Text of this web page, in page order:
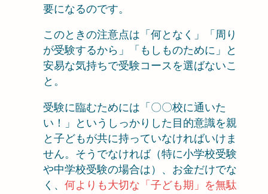
要になるのです。
このときの注意点は「何となく」「周り
が受験するから」「もしものために」と
安易な気持ちで受験コースを選ばないこ
と。
受験に臨むためには「〇〇校に通いた
い！」というしっかりした目的意識を親
と子どもが共に持っていなければいけま
せん。そうでなければ（特に小学校受験
や中学校受験の場合は）、お金だけでな
く、 何よりも大切な「子ども期」を無駄